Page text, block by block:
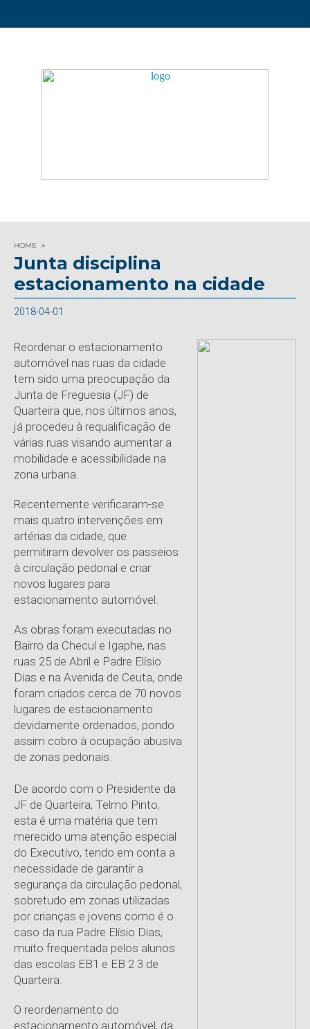
HOME
Junta disciplina
estacionamento na cidade
2018-04-01
Reordenar o estacionamento
automóvel nas ruas da cidade
tem sido uma preocupação da
Junta de Freguesia (JF) de
Quarteira que, nos últimos anos,
já procedeu à requalificação de
várias ruas visando aumentar a
mobilidade e acessibilidade na
zona urbana.
Recentemente verificaram-se
mais quatro intervenções em
artérias da cidade, que
permitiram devolver os passeios
à circulação pedonal e criar
novos lugares para
estacionamento automóvel.
As obras foram executadas no
Bairro da Checul e Igaphe, nas
ruas 25 de Abril e Padre Elísio
Dias e na Avenida de Ceuta, onde
foram criados cerca de 70 novos
lugares de estacionamento
devidamente ordenados, pondo
assim cobro à ocupação abusiva
de zonas pedonais.
De acordo com o Presidente da
JF de Quarteira, Telmo Pinto,
esta é uma matéria que tem
merecido uma atenção especial
do Executivo, tendo em conta a
necessidade de garantir a
segurança da circulação pedonal,
sobretudo em zonas utilizadas
por crianças e jovens como é o
caso da rua Padre Elísio Dias,
muito frequentada pelos alunos
das escolas EB1 e EB 2 3 de
Quarteira.
O reordenamento do
estacionamento automóvel, da